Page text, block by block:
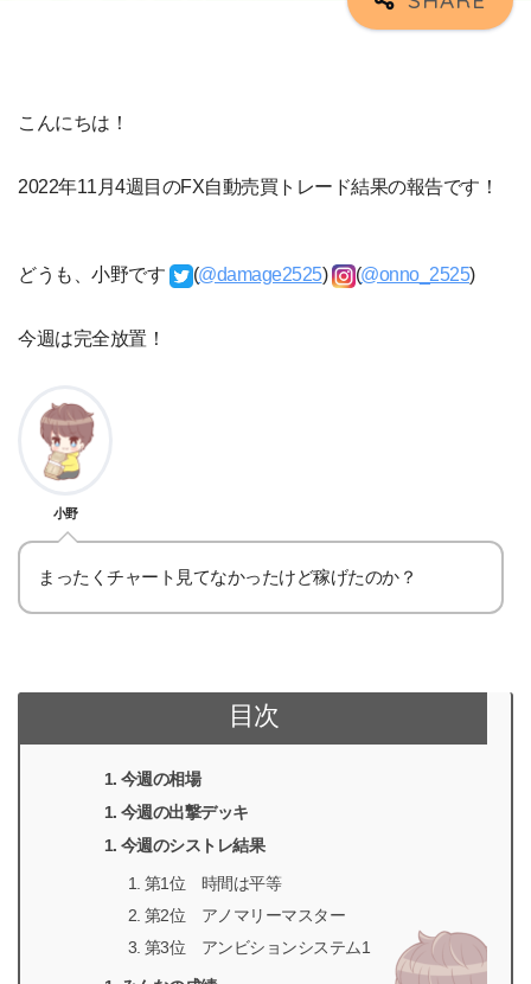
こんにちは！
2022年11月4週目のFX自動売買トレード結果の報告です！
どうも、小野です (@damage2525) (@onno_2525)
今週は完全放置！
小野
まったくチャート見てなかったけど稼げたのか？
目次
今週の相場
今週の出撃デッキ
今週のシストレ結果
第1位 時間は平等
第2位 アノマリーマスター
第3位 アンビションシステム1